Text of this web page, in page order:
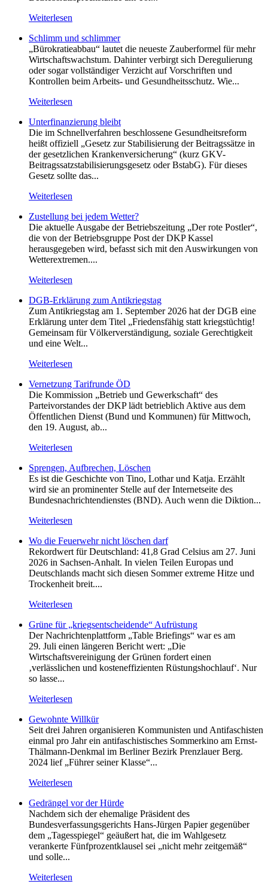
Weiterlesen
Schlimm und schlimmer
„Bürokratieabbau“ lautet die neueste Zauberformel für mehr
Wirtschaftswachstum. Dahinter verbirgt sich Deregulierung
oder sogar vollständiger Verzicht auf Vorschriften und
Kontrollen beim Arbeits- und Gesundheitsschutz. Wie...
Weiterlesen
Unterfinanzierung bleibt
Die im Schnellverfahren beschlossene Gesundheitsreform
heißt offiziell „Gesetz zur Stabilisierung der Beitragssätze in
der gesetzlichen Krankenversicherung“ (kurz GKV-
Beitragssatzstabilisierungsgesetz oder BstabG). Für dieses
Gesetz sollte das...
Weiterlesen
Zustellung bei jedem Wetter?
Die aktuelle Ausgabe der Betriebszeitung „Der rote Postler“,
die von der Betriebsgruppe Post der DKP Kassel
herausgegeben wird, befasst sich mit den Auswirkungen von
Wetterextremen....
Weiterlesen
DGB-Erklärung zum Antikriegstag
Zum Antikriegstag am 1. September 2026 hat der DGB eine
Erklärung unter dem Titel „Friedensfähig statt kriegstüchtig!
Gemeinsam für Völkerverständigung, soziale Gerechtigkeit
und eine Welt...
Weiterlesen
Vernetzung Tarifrunde ÖD
Die Kommission „Betrieb und Gewerkschaft“ des
Parteivorstandes der DKP lädt betrieblich Aktive aus dem
Öffentlichen Dienst (Bund und Kommunen) für Mittwoch,
den 19. August, ab...
Weiterlesen
Sprengen, Aufbrechen, Löschen
Es ist die Geschichte von Tino, Lothar und Katja. Erzählt
wird sie an prominenter Stelle auf der Internetseite des
Bundesnachrichtendienstes (BND). Auch wenn die Diktion...
Weiterlesen
Wo die Feuerwehr nicht löschen darf
Rekordwert für Deutschland: 41,8 Grad Celsius am 27. Juni
2026 in Sachsen-Anhalt. In vielen Teilen Europas und
Deutschlands macht sich diesen Sommer extreme Hitze und
Trockenheit breit....
Weiterlesen
Grüne für „kriegsentscheidende“ Aufrüstung
Der Nachrichtenplattform „Table Briefings“ war es am
29. Juli einen längeren Bericht wert: „Die
Wirtschaftsvereinigung der Grünen fordert einen
‚verlässlichen und kosteneffizienten Rüstungshochlauf‘. Nur
so lasse...
Weiterlesen
Gewohnte Willkür
Seit drei Jahren organisieren Kommunisten und Antifaschisten
einmal pro Jahr ein antifaschistisches Sommerkino am Ernst-
Thälmann-Denkmal im Berliner Bezirk Prenzlauer Berg.
2024 lief „Führer seiner Klasse“...
Weiterlesen
Gedrängel vor der Hürde
Nachdem sich der ehemalige Präsident des
Bundesverfassungsgerichts Hans-Jürgen Papier gegenüber
dem „Tagesspiegel“ geäußert hat, die im Wahlgesetz
verankerte Fünfprozentklausel sei „nicht mehr zeitgemäß“
und solle...
Weiterlesen